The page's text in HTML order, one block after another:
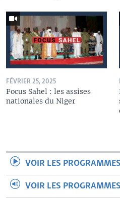
FÉVRIER 25, 2025
Focus Sahel : les assises
nationales du Niger
VOIR LES
VOIR LES